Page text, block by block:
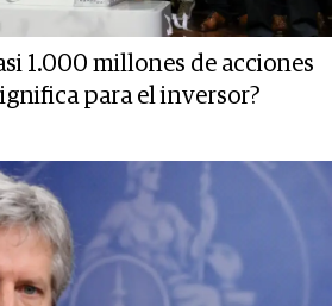
1.000 millones de acciones
para el inversor?